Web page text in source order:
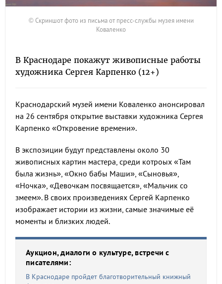
© Скриншот фото из письма от пресс-службы музея имени
Коваленко
В Краснодаре покажут живописные работы
художника Сергея Карпенко (12+)
Краснодарский музей имени Коваленко анонсировал
на 26 сентября открытие выставки художника Сергея
Карпенко «Откровение времени».
В экспозиции будут представлены около 30
живописных картин мастера, среди котроых «Там
была жизнь», «Окно бабы Маши», «Сыновья»,
«Ночка», «Девочкам посвящается», «Мальчик со
змеем». В своих произведениях Сергей Карпенко
изображает истории из жизни, самые значимые её
моменты и близких людей.
Аукцион, диалоги о культуре, встречи с
писателями:
В Краснодаре пройдет благотворительный книжный